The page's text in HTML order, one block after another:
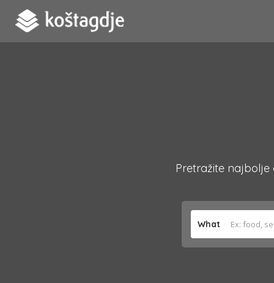
Pretražite najbolje
What